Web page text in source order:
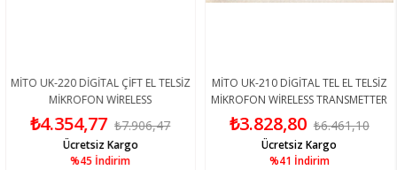
MİTO UK-220 DİGİTAL ÇİFT EL TELSİZ
MİKROFON WİRELESS
₺4.354,77 ₺7.906,47
%45İndirim
Ücretsiz Kargo
MİTO UK-210 DİGİTAL TEL EL TELSİZ
MİKROFON WİRELESS TRANSMETTER
₺3.828,80 ₺6.461,10
%41İndirim
Ücretsiz Kargo